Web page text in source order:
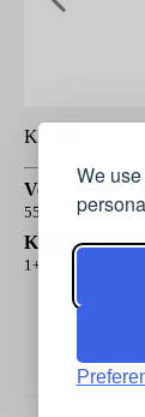
We
Kvalitet 1+
5500
Kvalitet:
1+
Startbud:
0 bud